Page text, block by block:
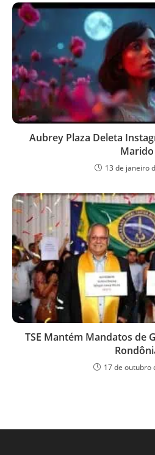
Aubrey Plaza Deleta
Marido
13 de janeiro
TSE Mantém Mandatos de
17 de outubro